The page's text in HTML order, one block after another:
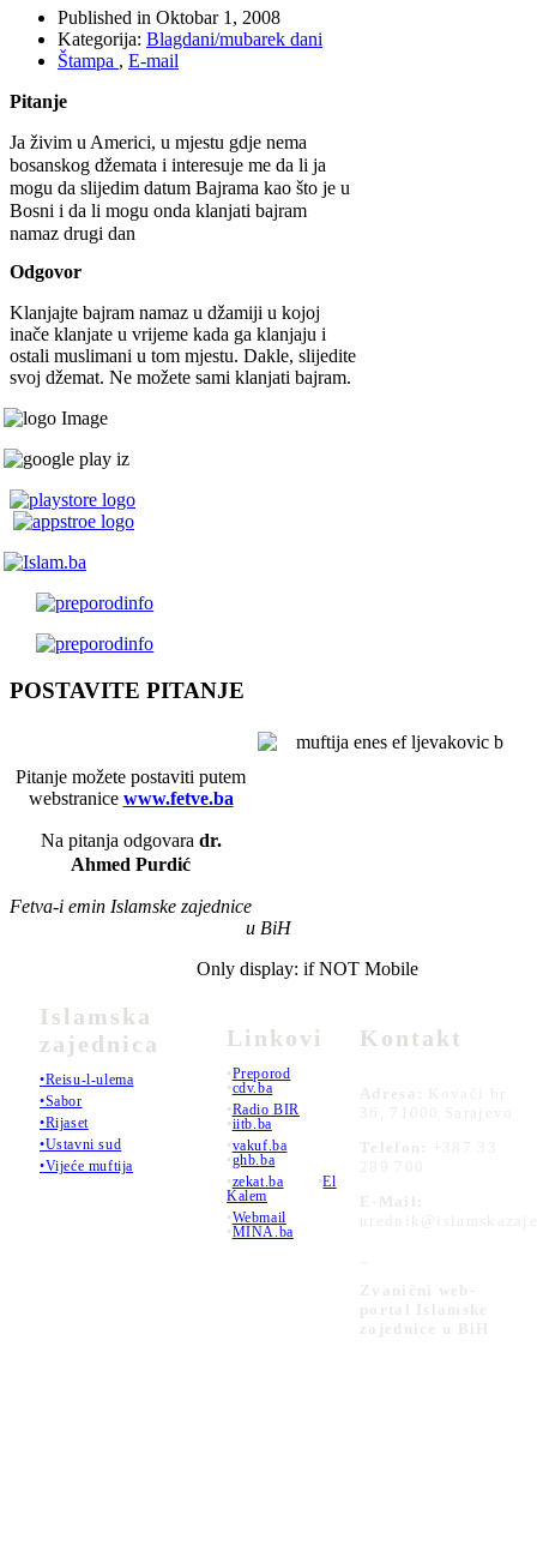
Published in Oktobar 1, 2008
Kategorija: Blagdani/mubarek dani
Štampa , E-mail
Pitanje
Ja živim u Americi, u mjestu gdje nema
bosanskog džemata i interesuje me da li ja
mogu da slijedim datum Bajrama kao što je u
Bosni i da li mogu onda klanjati bajram
namaz drugi dan
Odgovor
Klanjajte bajram namaz u džamiji u kojoj
inače klanjate u vrijeme kada ga klanjaju i
ostali muslimani u tom mjestu. Dakle, slijedite
svoj džemat. Ne možete sami klanjati bajram.
POSTAVITE PITANJE
Pitanje možete postaviti putem
webstranice www.fetve.ba
Na pitanja odgovara dr.
Ahmed Purdić
Fetva-i emin Islamske zajednice
u BiH
Islamska
zajednica
•Reisu-l-ulema
•Sabor
•Rijaset
•Ustavni sud
•Vijeće muftija
Only display: if NOT Mobile
Linkovi
•Preporod
•cdv.ba
•Radio BIR
•iitb.ba
•vakuf.ba
•ghb.ba
•zekat.ba •El
Kalem
•Webmail
•MINA.ba
Kontakt
Adresa:
Kovači br.
36, 71000 Sarajevo
Telefon:
+387 33
289 700
E-Mail:
Zvanični web-
portal Islamske
zajednice u BiH